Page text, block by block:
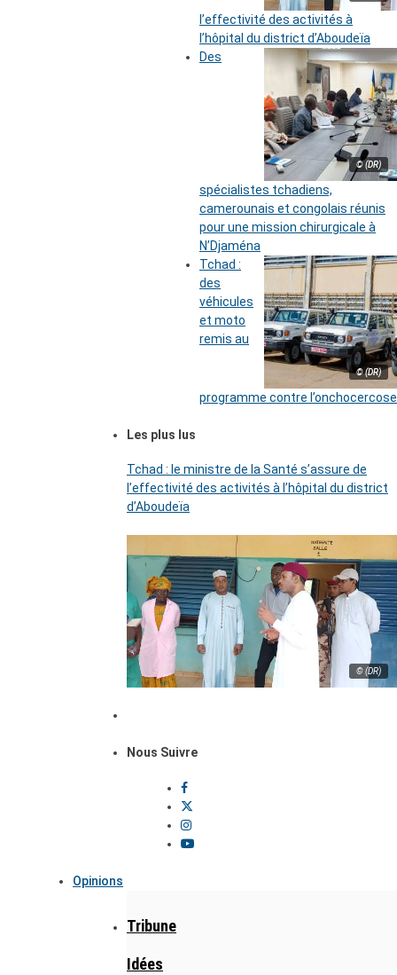
l’effectivité des activités à
l’hôpital du district d’Aboudeïa
© (DR)
Des
spécialistes tchadiens,
camerounais et congolais réunis
pour une mission chirurgicale à
N’Djaména
© (DR)
Tchad :
des
véhicules
et moto
remis au
programme contre l’onchocercose
Les plus lus
Tchad : le ministre de la Santé s’assure de
l’effectivité des activités à l’hôpital du district
d’Aboudeïa
© (DR)
Nous Suivre
Opinions
Tribune
Idées